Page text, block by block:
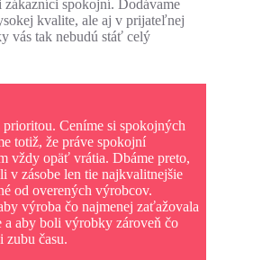
zákazníci spokojní. Dodávame
kvalite, ale aj v prijateľnej
vás tak nebudú stáť celý
Ceníme si spokojných
totiž, že práve spokojní
vždy opäť vrátia. Dbáme preto,
v zásobe len tie najkvalitnejšie
od overených výrobcov.
výroba čo najmenej zaťažovala
a aby boli výrobky zároveň čo
zubu času.